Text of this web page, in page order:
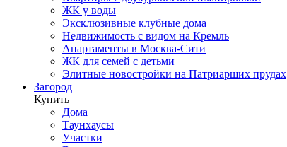
ЖК у воды
Эксклюзивные клубные дома
Недвижимость с видом на Кремль
Апартаменты в Москва-Сити
ЖК для семей с детьми
Элитные новостройки на Патриарших прудах
Загород
Купить
Дома
Таунхаусы
Участки